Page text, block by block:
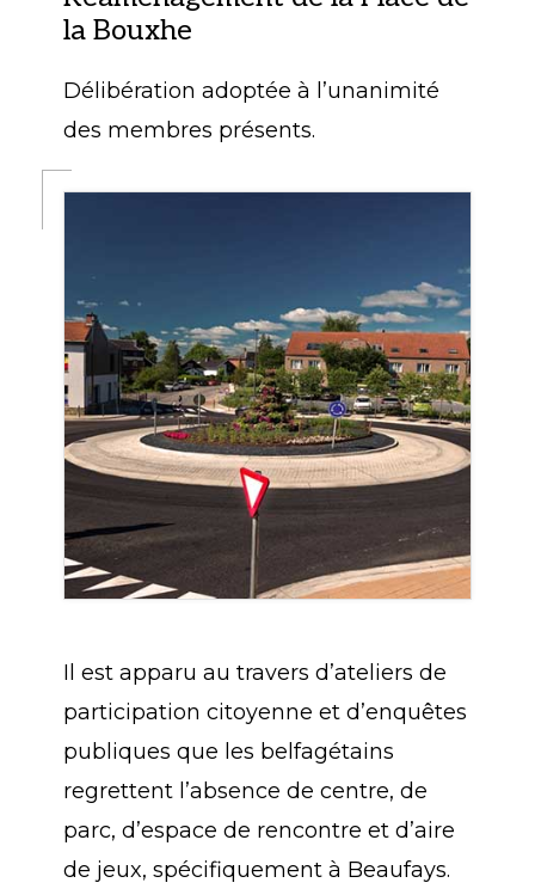
la Bouxhe
Délibération adoptée à l’unanimité
des membres présents.
Il est apparu au travers d’ateliers de
participation citoyenne et d’enquêtes
publiques que les belfagétains
regrettent l’absence de centre, de
parc, d’espace de rencontre et d’aire
de jeux, spécifiquement à Beaufays.